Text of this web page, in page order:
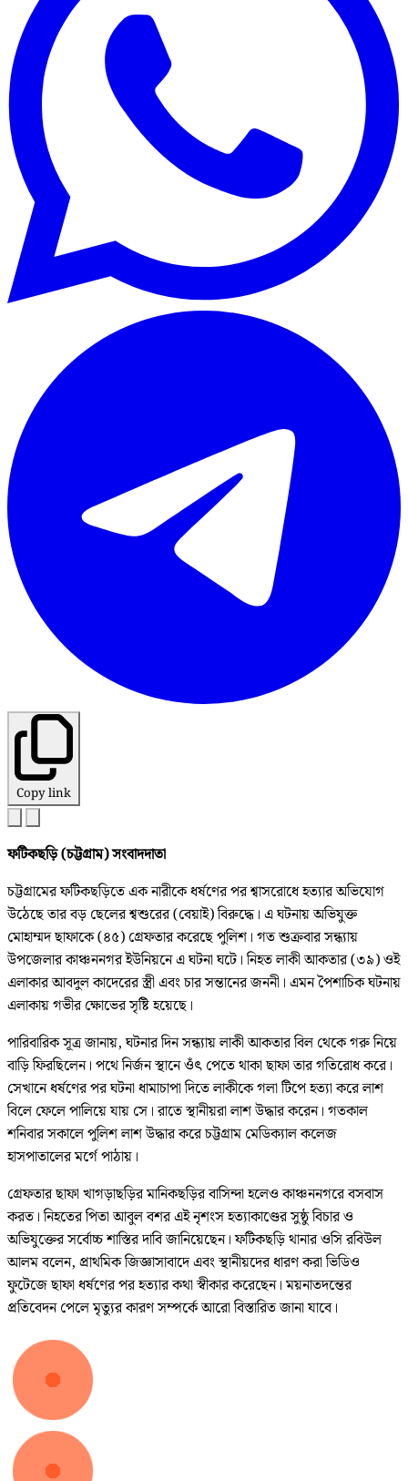
Copy link
ফটিকছড়ি (চট্টগ্রাম) সংবাদদাতা
চট্টগ্রামের ফটিকছড়িতে এক নারীকে ধর্ষণের পর শ্বাসরোধে হত্যার অভিযোগ
উঠেছে তার বড় ছেলের শ্বশুরের (বেয়াই) বিরুদ্ধে। এ ঘটনায় অভিযুক্ত
মোহাম্মদ ছাফাকে (৪৫) গ্রেফতার করেছে পুলিশ। গত শুক্রবার সন্ধ্যায়
উপজেলার কাঞ্চননগর ইউনিয়নে এ ঘটনা ঘটে। নিহত লাকী আকতার (৩৯) ওই
এলাকার আবদুল কাদেরের স্ত্রী এবং চার সন্তানের জননী। এমন পৈশাচিক ঘটনায়
এলাকায় গভীর ক্ষোভের সৃষ্টি হয়েছে।
পারিবারিক সূত্র জানায়, ঘটনার দিন সন্ধ্যায় লাকী আকতার বিল থেকে গরু নিয়ে
বাড়ি ফিরছিলেন। পথে নির্জন স্থানে ওঁৎ পেতে থাকা ছাফা তার গতিরোধ করে।
সেখানে ধর্ষণের পর ঘটনা ধামাচাপা দিতে লাকীকে গলা টিপে হত্যা করে লাশ
বিলে ফেলে পালিয়ে যায় সে। রাতে স্থানীয়রা লাশ উদ্ধার করেন। গতকাল
শনিবার সকালে পুলিশ লাশ উদ্ধার করে চট্টগ্রাম মেডিক্যাল কলেজ
হাসপাতালের মর্গে পাঠায়।
গ্রেফতার ছাফা খাগড়াছড়ির মানিকছড়ির বাসিন্দা হলেও কাঞ্চননগরে বসবাস
করত। নিহতের পিতা আবুল বশর এই নৃশংস হত্যাকাণ্ডের সুষ্ঠু বিচার ও
অভিযুক্তের সর্বোচ্চ শাস্তির দাবি জানিয়েছেন। ফটিকছড়ি থানার ওসি রবিউল
আলম বলেন, প্রাথমিক জিজ্ঞাসাবাদে এবং স্থানীয়দের ধারণ করা ভিডিও
ফুটেজে ছাফা ধর্ষণের পর হত্যার কথা স্বীকার করেছেন। ময়নাতদন্তের
প্রতিবেদন পেলে মৃত্যুর কারণ সম্পর্কে আরো বিস্তারিত জানা যাবে।